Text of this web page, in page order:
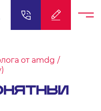
от amdg